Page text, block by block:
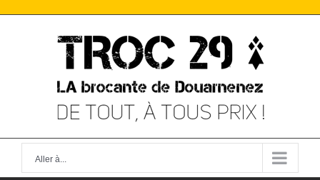
Aller à...